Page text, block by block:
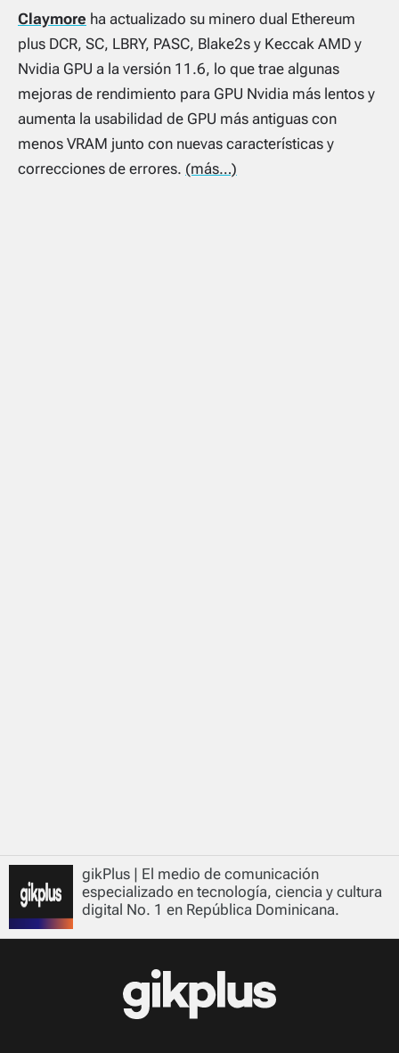
Claymore ha actualizado su minero dual Ethereum
plus DCR, SC, LBRY, PASC, Blake2s y Keccak AMD y
Nvidia GPU a la versión 11.6, lo que trae algunas
mejoras de rendimiento para GPU Nvidia más lentos y
aumenta la usabilidad de GPU más antiguas con
menos VRAM junto con nuevas características y
correcciones de errores. (más…)
gikPlus | El medio de comunicación
especializado en tecnología, ciencia y cultura
digital No. 1 en República Dominicana.